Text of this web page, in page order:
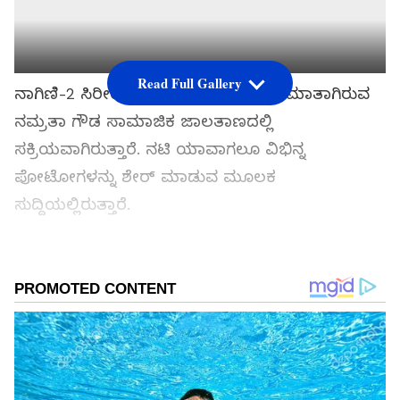
ನಾಗಿಣಿ-2 ಸಿರೀಯಲ್‌ ಮೂಲಕ ಎಲ್ಲರ ಮನೆಮಾತಾಗಿರುವ
ನಮ್ರತಾ ಗೌಡ ಸಾಮಾಜಿಕ ಜಾಲತಾಣದಲ್ಲಿ
ಸಕ್ರಿಯವಾಗಿರುತ್ತಾರೆ. ನಟಿ ಯಾವಾಗಲೂ ವಿಭಿನ್ನ
ಪೋಟೋಗಳನ್ನು ಶೇರ್‌ ಮಾಡುವ ಮೂಲಕ
ಸುದ್ದಿಯಲ್ಲಿರುತ್ತಾರೆ.
Read Full Gallery